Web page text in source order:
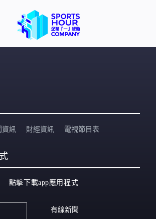
資訊 財經資訊 電視節目表
點擊下載app應用程式
有線新聞